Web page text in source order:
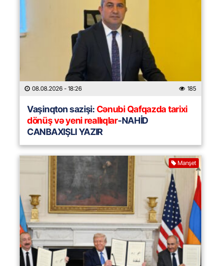
08.08.2026 - 18:26 185
Vaşinqton sazişi:Cənubi Qafqazda tarixi
dönüş və yeni reallıqlar-NAHİD
CANBAXIŞLI YAZIR
Manşet